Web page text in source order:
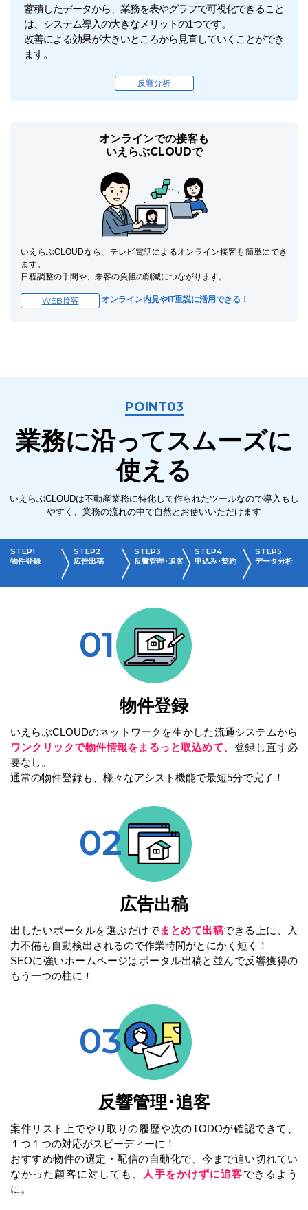
蓄積したデータから、業務を表やグラフで可視化できること
は、システム導入の大きなメリットの1つです。
改善による効果が大きいところから見直していくことができ
ます。
反響分析
オンラインでの接客も
いえらぶCLOUDで
いえらぶCLOUDなら、テレビ電話によるオンライン接客も簡単にでき
ます。
日程調整の手間や、来客の負担の削減につながります。
WEB接客 オンライン内見やIT重説に活用できる！
POINT03
業務に沿ってスムーズに
使える
いえらぶCLOUDは不動産業務に特化して作られたツールなので導入もし
やすく、業務の流れの中で自然とお使いいただけます
物件登録 広告出稿 反響管理･追客 申込み･契約 データ分析
物件登録
いえらぶCLOUDのネットワークを生かした流通システムから
ワンクリックで物件情報をまるっと取込めて、 登録し直す必
要なし。
通常の物件登録も、様々なアシスト機能で最短5分で完了！
広告出稿
出したいポータルを選ぶだけでまとめて出稿できる上に、入
力不備も自動検出されるので作業時間がとにかく短く！
SEOに強いホームページはポータル出稿と並んで反響獲得の
もう一つの柱に！
反響管理･追客
案件リスト上でやり取りの履歴や次のTODOが確認できて、
１つ１つの対応がスピーディーに！
おすすめ物件の選定・配信の自動化で、今まで追い切れてい
なかった顧客に対しても、 人手をかけずに追客できるよう
に。